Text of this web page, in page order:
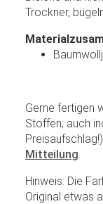
Trockner,
Gerne fertigen
Stoffen; auch
Mitteilung
Hinweis: Die
Original etwas